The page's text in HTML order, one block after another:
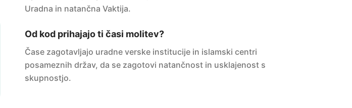
Uradna in natančna Vaktija.
Od kod prihajajo ti časi molitev?
Čase zagotavljajo uradne verske institucije in islamski centri
posameznih držav, da se zagotovi natančnost in usklajenost s
skupnostjo.